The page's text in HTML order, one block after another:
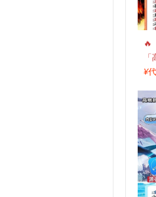
🔥
+
¥